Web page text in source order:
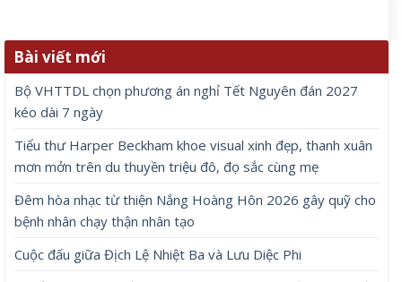
Bài viết mới
Bộ VHTTDL chọn phương án nghỉ Tết Nguyên đán 2027
kéo dài 7 ngày
Tiểu thư Harper Beckham khoe visual xinh đẹp, thanh xuân
mơn mởn trên du thuyền triệu đô, đọ sắc cùng mẹ
Đêm hòa nhạc từ thiện Nắng Hoàng Hôn 2026 gây quỹ cho
bệnh nhân chạy thận nhân tạo
Cuộc đấu giữa Địch Lệ Nhiệt Ba và Lưu Diệc Phi